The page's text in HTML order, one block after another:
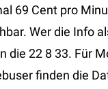
69 Cent pro
Wer die Info
die 22 8 33. Für
finden die